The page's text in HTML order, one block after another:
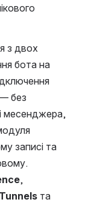
з двох
бота на
без
месенджера,
записі та
та